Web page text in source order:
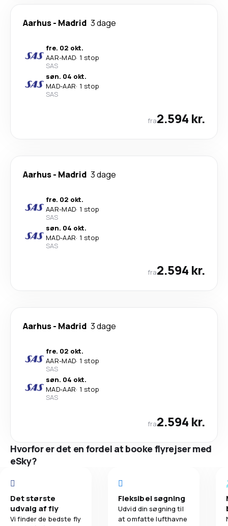
Aarhus- Madrid 3 dage
fre. 02 okt.
AAR-MAD· 1 stop
SAS
søn. 04 okt.
MAD-AAR· 1 stop
SAS
fra2.594 kr.
Aarhus- Madrid 3 dage
fre. 02 okt.
AAR-MAD· 1 stop
SAS
søn. 04 okt.
MAD-AAR· 1 stop
SAS
fra2.594 kr.
Aarhus- Madrid 3 dage
fre. 02 okt.
AAR-MAD· 1 stop
SAS
søn. 04 okt.
MAD-AAR· 1 stop
SAS
fra2.594 kr.
Hvorfor er det en fordel at booke flyrejser med
eSky?
Det største
udvalg af fly
Vi finder de bedste fly
Fleksibel søgning
Udvid din søgning til
at omfatte lufthavne